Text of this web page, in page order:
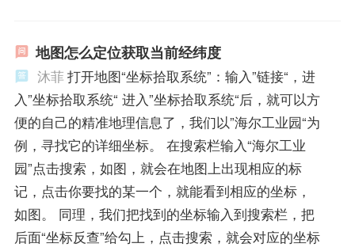
地图怎么定位获取当前经纬度
沐菲 打开地图“坐标拾取系统”：输入”链接“，进
入”坐标拾取系统“ 进入”坐标拾取系统“后，就可以方
便的自己的精准地理信息了，我们以”海尔工业园“为
例，寻找它的详细坐标。 在搜索栏输入“海尔工业
园”点击搜索，如图，就会在地图上出现相应的标
记，点击你要找的某一个，就能看到相应的坐标，
如图。 同理，我们把找到的坐标输入到搜索栏，把
后面“坐标反查”给勾上，点击搜索，就会对应的坐标